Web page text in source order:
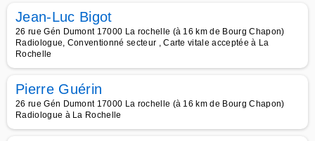
Jean-Luc Bigot
26 rue Gén Dumont 17000 La rochelle (à 16 km de Bourg Chapon)
Radiologue, Conventionné secteur , Carte vitale acceptée à La
Rochelle
Pierre Guérin
26 rue Gén Dumont 17000 La rochelle (à 16 km de Bourg Chapon)
Radiologue à La Rochelle